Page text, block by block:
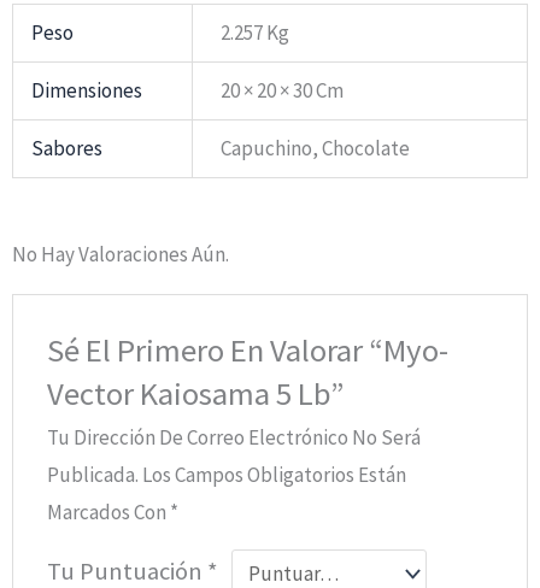
Peso 2.257 Kg
Dimensiones 20 × 20 × 30 Cm
Sabores Capuchino, Chocolate
No Hay Valoraciones Aún.
Sé El Primero En Valorar “Myo-
Vector Kaiosama 5 Lb”
Tu Dirección De Correo Electrónico No Será
Publicada. Los Campos Obligatorios Están
Marcados Con *
Tu Puntuación *